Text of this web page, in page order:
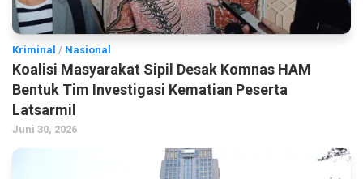
Kriminal / Nasional
Koalisi Masyarakat Sipil Desak Komnas HAM
Bentuk Tim Investigasi Kematian Peserta
Latsarmil
Juni 30, 2026